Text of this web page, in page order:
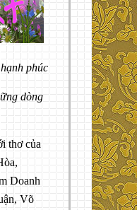
phúc
dòng
thơ của
Doanh
Võ